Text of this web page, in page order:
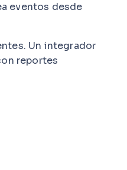
eventos desde
Un integrador
reportes